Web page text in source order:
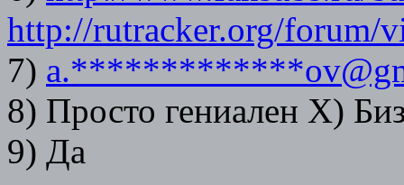
http://rutracker.org/forum/
7)
8) Просто гениален Х)
9) Да